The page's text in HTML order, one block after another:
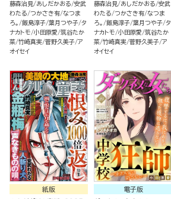
藤森治見 あしだかおる 安武
わたる つかさき有 なつま
ろ。
飯島淳子 葉月つや子 タ
ナカトモ 小田原愛 筑谷たか
菜 竹崎真実 菅野久美子 ア
オイセイ
藤森治見 あしだかおる 安武
わたる つかさき有 なつま
ろ。
飯島淳子 葉月つや子 タ
ナカトモ 小田原愛 筑谷たか
菜 竹崎真実 菅野久美子 ア
オイセイ
紙版
電子版